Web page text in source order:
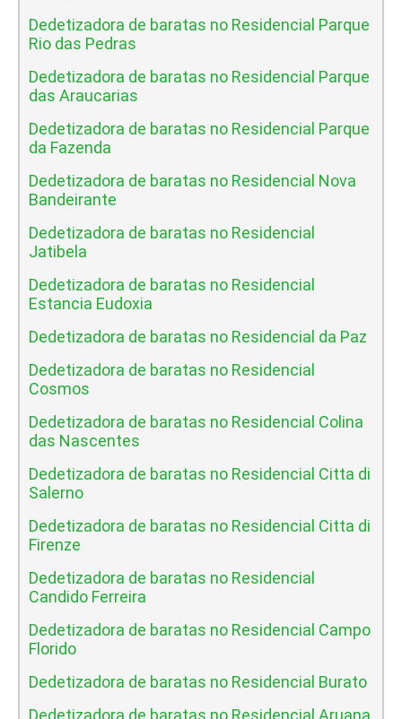
Dedetizadora de baratas no Residencial Parque
Rio das Pedras
Dedetizadora de baratas no Residencial Parque
das Araucarias
Dedetizadora de baratas no Residencial Parque
da Fazenda
Dedetizadora de baratas no Residencial Nova
Bandeirante
Dedetizadora de baratas no Residencial
Jatibela
Dedetizadora de baratas no Residencial
Estancia Eudoxia
Dedetizadora de baratas no Residencial da Paz
Dedetizadora de baratas no Residencial
Cosmos
Dedetizadora de baratas no Residencial Colina
das Nascentes
Dedetizadora de baratas no Residencial Citta di
Salerno
Dedetizadora de baratas no Residencial Citta di
Firenze
Dedetizadora de baratas no Residencial
Candido Ferreira
Dedetizadora de baratas no Residencial Campo
Florido
Dedetizadora de baratas no Residencial Burato
Dedetizadora de baratas no Residencial Aruana